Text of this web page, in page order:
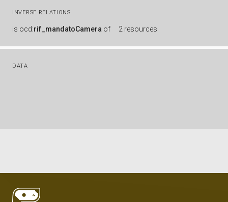
INVERSE RELATIONS
is ocd:rif_mandatoCamera of 2 resources
DATA